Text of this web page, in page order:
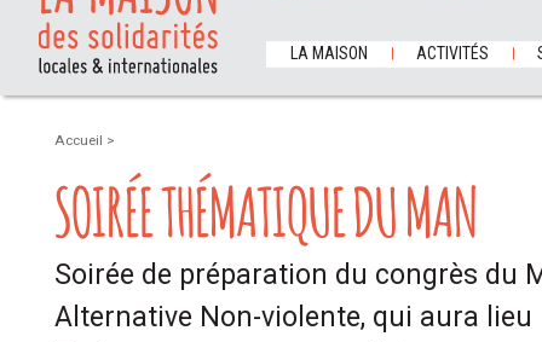
LA MAISON ACTIVITÉS
Accueil >
SOIRÉE THÉMATIQUE DU MAN
Soirée de préparation du congrès du
Alternative Non-violente, qui aura lieu